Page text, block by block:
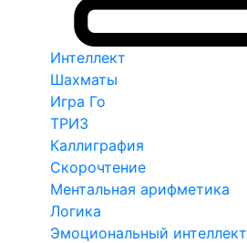
Интеллект
Шахматы
Игра Го
ТРИЗ
Каллиграфия
Скорочтение
Ментальная арифметика
Логика
Эмоциональный интеллект